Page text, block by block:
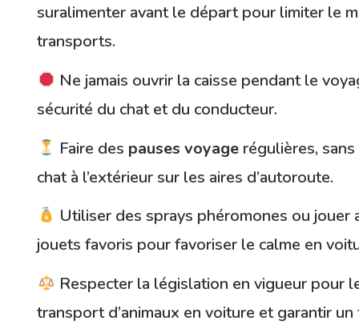
suralimenter avant le départ pour limiter le
transports.
Ne jamais ouvrir la caisse pendant le
sécurité du chat et du conducteur.
Faire des pauses voyage régulières,
chat à l’extérieur sur les aires d’autoroute.
Utiliser des sprays phéromones ou jouer
jouets favoris pour favoriser le calme en
Respecter la législation en vigueur pour
transport d’animaux en voiture et garantir